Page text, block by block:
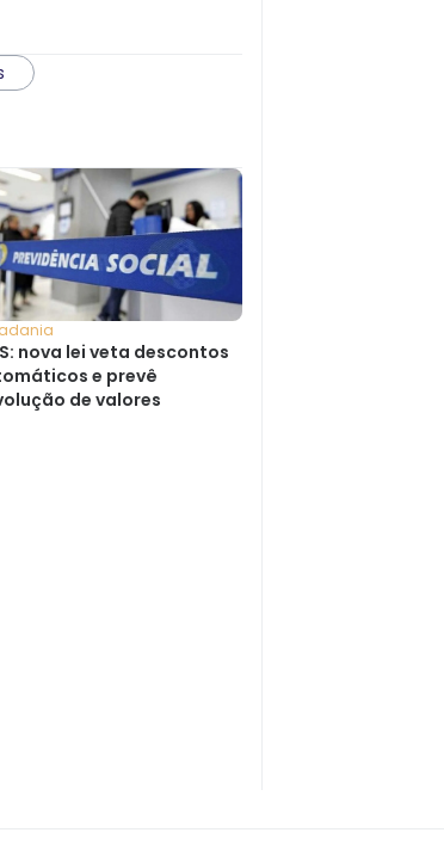
nova lei veta descontos
e prevê
de valores